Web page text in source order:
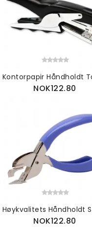
NOK122.80
NOK122.80